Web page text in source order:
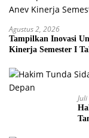
Agustus 2, 2026
Tampilkan Inovasi
Kinerja Semester I